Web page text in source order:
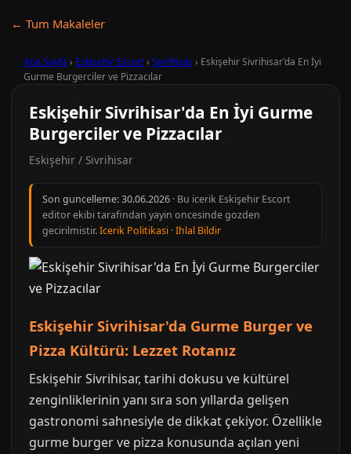
← Tum Makaleler
Ana Sayfa › Eskişehir Escort› Sivrihisar› Eskişehir Sivrihisar'da En İyi
Gurme Burgerciler ve Pizzacılar
Eskişehir Sivrihisar'da En İyi Gurme
Burgerciler ve Pizzacılar
Eskişehir / Sivrihisar
Son guncelleme:30.06.2026 · Bu icerik Eskişehir Escort
editor ekibi tarafindan yayin oncesinde gozden
gecirilmistir.Icerik Politikasi ·Ihlal Bildir
Eskişehir Sivrihisar'da Gurme Burger ve
Pizza Kültürü: Lezzet Rotanız
Eskişehir Sivrihisar, tarihi dokusu ve kültürel
zenginliklerinin yanı sıra son yıllarda gelişen
gastronomi sahnesiyle de dikkat çekiyor. Özellikle
gurme burger ve pizza konusunda açılan yeni